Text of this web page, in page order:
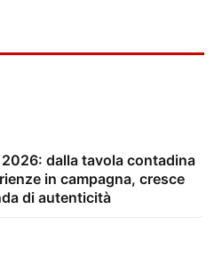
dalla tavola contadina
in campagna, cresce
di autenticità